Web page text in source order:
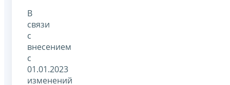
В
связи
с
внесением
с
01.01.2023
изменений